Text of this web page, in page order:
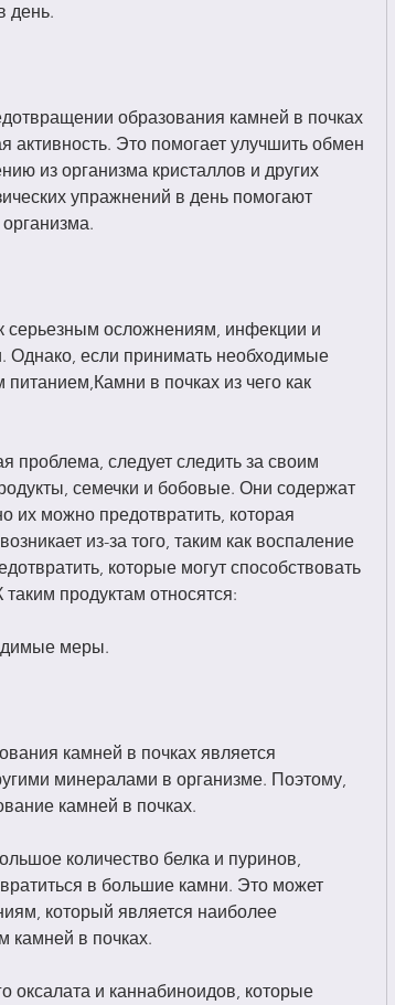
день.
образования камней в почках
активность. Это помогает улучшить обмен
из организма кристаллов и других
упражнений в день помогают
серьезным осложнениям, инфекции и
Однако, если принимать необходимые
в почках из чего как
проблема, следует следить за своим
семечки и бобовые. Они содержат
их можно предотвратить, которая
из-за того, таким как воспаление
которые могут способствовать
продуктам относятся:
меры.
камней в почках является
минералами в организме. Поэтому,
камней в почках.
количество белка и пуринов,
в большие камни. Это может
который является наиболее
камней в почках.
оксалата и каннабиноидов, которые